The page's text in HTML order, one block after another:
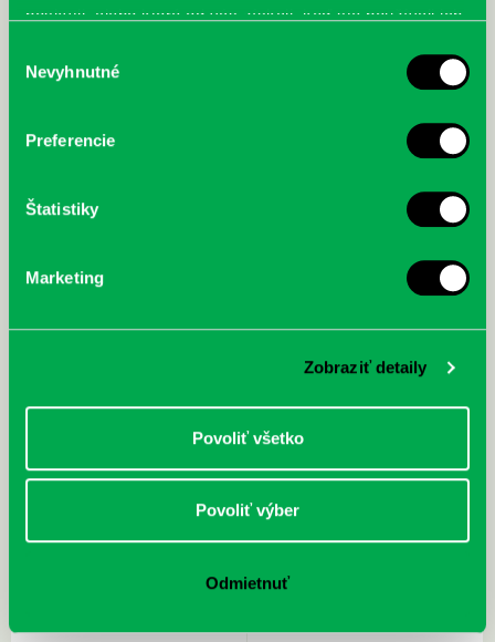
poskytli, alebo ktoré od vás získali, keď ste používali ich
súhlasu
Nevyhnutné
Preferencie
Štatistiky
Marketing
Zobraziť detaily
Povoliť všetko
Povoliť výber
Odmietnuť
Prvá biografia najväčšieho
Sprievodca po hviezdnej oblohe
Hardy, Paula: Japonsko na tanieri:
kompletný sprievodca